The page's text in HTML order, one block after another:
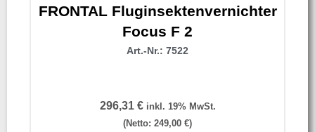
FRONTAL Fluginsektenvernichter
Focus F 2
Art.-Nr.: 7522
296,31 € inkl. 19% MwSt.
(Netto: 249,00 €)